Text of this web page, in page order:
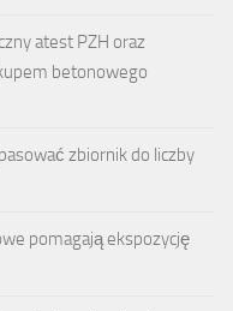
atest PZH oraz
betonowego
zbiornik do liczby
pomagają ekspozycję